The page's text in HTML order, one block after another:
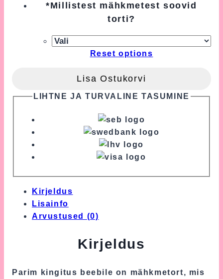
*Millistest mähkmetest soovid
torti?
Reset options
Lisa Ostukorvi
LIHTNE JA TURVALINE TASUMINE
Kirjeldus
Lisainfo
Arvustused (0)
Kirjeldus
Parim kingitus beebile on mähkmetort, mis